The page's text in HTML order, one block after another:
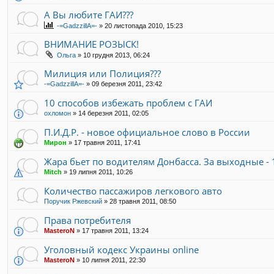
А Вы любите ГАИ???
-=GadzzillA=- » 20 листопада 2010, 15:23
ВНИМАНИЕ РОЗЫСК!
Ольга » 10 грудня 2013, 06:24
Милиция или Полиция???
-=GadzzillA=- » 09 березня 2011, 23:42
10 способов избежать проблем с ГАИ
охломон » 14 березня 2011, 02:05
П.И.Д.Р. - новое официальное слово в России
Мирон » 17 травня 2011, 17:41
Жара бьет по водителям Донбасса. За выходные -
Mitch » 19 липня 2011, 10:26
Количество пассажиров легкового авто
Поручик Ржевский » 28 травня 2011, 08:50
Права потребителя
MasteroN » 17 травня 2011, 13:24
Уголовный кодекс Украины online
MasteroN » 10 липня 2011, 22:30